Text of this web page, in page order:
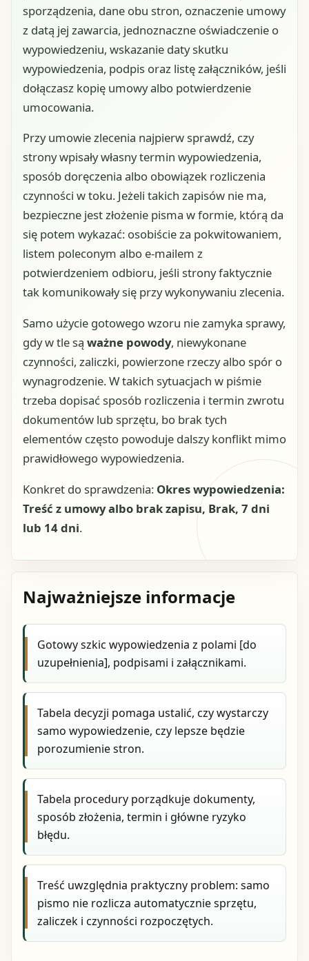
sporządzenia, dane obu stron, oznaczenie umowy
z datą jej zawarcia, jednoznaczne oświadczenie o
wypowiedzeniu, wskazanie daty skutku
wypowiedzenia, podpis oraz listę załączników, jeśli
dołączasz kopię umowy albo potwierdzenie
umocowania.
Przy umowie zlecenia najpierw sprawdź, czy
strony wpisały własny termin wypowiedzenia,
sposób doręczenia albo obowiązek rozliczenia
czynności w toku. Jeżeli takich zapisów nie ma,
bezpieczne jest złożenie pisma w formie, którą da
się potem wykazać: osobiście za pokwitowaniem,
listem poleconym albo e-mailem z
potwierdzeniem odbioru, jeśli strony faktycznie
tak komunikowały się przy wykonywaniu zlecenia.
Samo użycie gotowego wzoru nie zamyka sprawy,
gdy w tle są ważne powody, niewykonane
czynności, zaliczki, powierzone rzeczy albo spór o
wynagrodzenie. W takich sytuacjach w piśmie
trzeba dopisać sposób rozliczenia i termin zwrotu
dokumentów lub sprzętu, bo brak tych
elementów często powoduje dalszy konflikt mimo
prawidłowego wypowiedzenia.
Konkret do sprawdzenia: Okres wypowiedzenia:
Treść z umowy albo brak zapisu, Brak, 7 dni
lub 14 dni.
Najważniejsze informacje
Gotowy szkic wypowiedzenia z polami [do
uzupełnienia], podpisami i załącznikami.
Tabela decyzji pomaga ustalić, czy wystarczy
samo wypowiedzenie, czy lepsze będzie
porozumienie stron.
Tabela procedury porządkuje dokumenty,
sposób złożenia, termin i główne ryzyko
błędu.
Treść uwzględnia praktyczny problem: samo
pismo nie rozlicza automatycznie sprzętu,
zaliczek i czynności rozpoczętych.